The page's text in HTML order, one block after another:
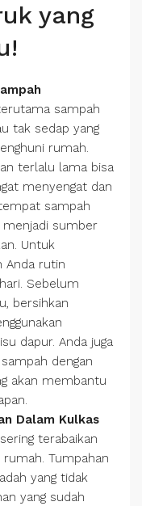
yang
sampah
tak sedap yang
rumah.
terlalu lama bisa
menyengat dan
sampah
menjadi sumber
Untuk
Anda rutin
Sebelum
bersihkan
dapur. Anda juga
dengan
akan membantu
Dalam Kulkas
terabaikan
Tumpahan
yang tidak
yang sudah